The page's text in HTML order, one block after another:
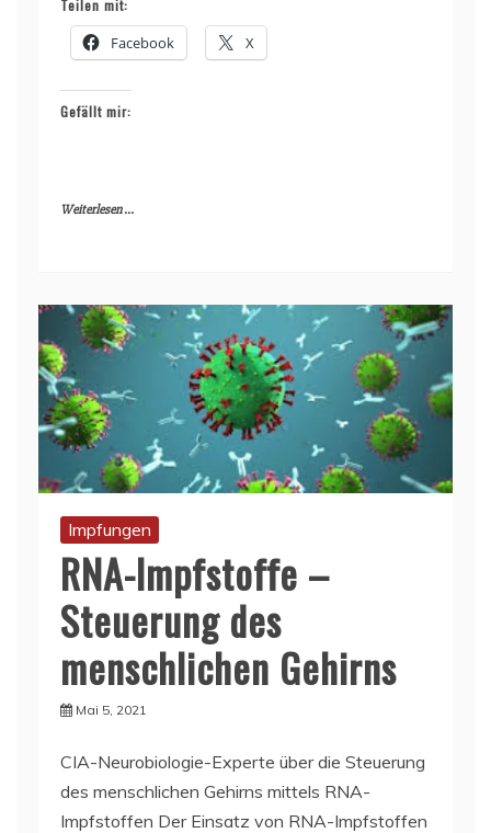
Teilen mit:
Facebook X
Gefällt mir:
Weiterlesen ...
Impfungen
RNA-Impfstoffe –
Steuerung des
menschlichen Gehirns
Mai 5, 2021
CIA-Neurobiologie-Experte über die Steuerung
des menschlichen Gehirns mittels RNA-
Impfstoffen Der Einsatz von RNA-Impfstoffen